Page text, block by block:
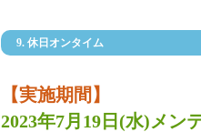
9. 休日オンタイム
【実施期間】
2023年7月19日(水)メン